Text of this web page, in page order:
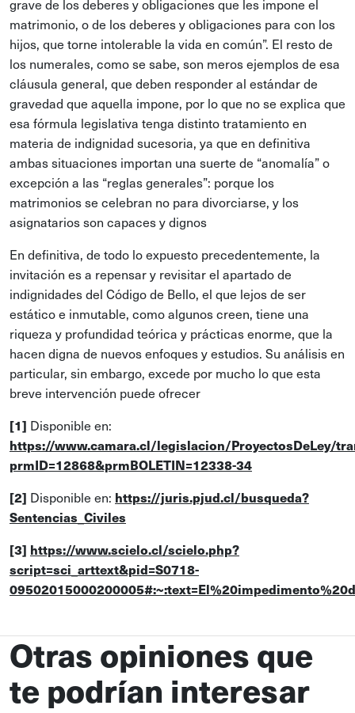
grave de los deberes y obligaciones que les impone el
matrimonio, o de los deberes y obligaciones para con los
hijos, que torne intolerable la vida en común”. El resto de
los numerales, como se sabe, son meros ejemplos de esa
cláusula general, que deben responder al estándar de
gravedad que aquella impone, por lo que no se explica que
esa fórmula legislativa tenga distinto tratamiento en
materia de indignidad sucesoria, ya que en definitiva
ambas situaciones importan una suerte de “anomalía” o
excepción a las “reglas generales”: porque los
matrimonios se celebran no para divorciarse, y los
asignatarios son capaces y dignos
En definitiva, de todo lo expuesto precedentemente, la
invitación es a repensar y revisitar el apartado de
indignidades del Código de Bello, el que lejos de ser
estático e inmutable, como algunos creen, tiene una
riqueza y profundidad teórica y prácticas enorme, que la
hacen digna de nuevos enfoques y estudios. Su análisis en
particular, sin embargo, excede por mucho lo que esta
breve intervención puede ofrecer
[1] Disponible en:
https://www.camara.cl/legislacion/ProyectosDeLey/
prmID=12868&prmBOLETIN=12338-34
[2] Disponible en: https://juris.pjud.cl/busqueda?
Sentencias_Civiles
[3] https://www.scielo.cl/scielo.php?
script=sci_arttext&pid=S0718-
Otras opiniones que
te podrían interesar